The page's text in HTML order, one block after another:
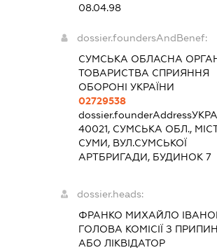
08.04.98
dossier.foundersAndBenef:
СУМСЬКА ОБЛАСНА
ТОВАРИСТВА СПРИЯННЯ
ОБОРОНІ УКРАЇНИ
02729538
dossier.founderAddress
40021, СУМСЬКА ОБЛ.,
СУМИ, ВУЛ.СУМСЬКОЇ
АРТБРИГАДИ, БУДИНОК 7
dossier.heads:
ФРАНКО МИХАЙЛО
ГОЛОВА КОМІСІЇ З
АБО ЛІКВІДАТОР